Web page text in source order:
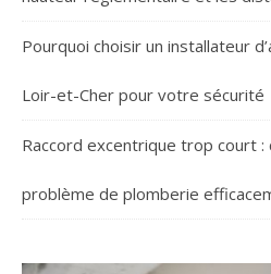
Pourquoi choisir un installateur
Loir-et-Cher pour votre sécurité
Raccord excentrique trop court
problème de plomberie